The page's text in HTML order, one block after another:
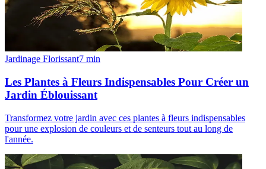
Jardinage Florissant7 min
Les Plantes à Fleurs Indispensables Pour Créer un
Jardin Éblouissant
Transformez votre jardin avec ces plantes à fleurs indispensables
pour une explosion de couleurs et de senteurs tout au long de
l'année.